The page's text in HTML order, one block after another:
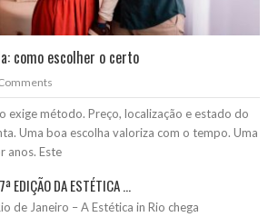
como escolher o certo
exige método. Preço, localização e estado do
Uma boa escolha valoriza com o tempo. Uma
anos. Este
EDIÇÃO DA ESTÉTICA ...
de Janeiro – A Estética in Rio chega